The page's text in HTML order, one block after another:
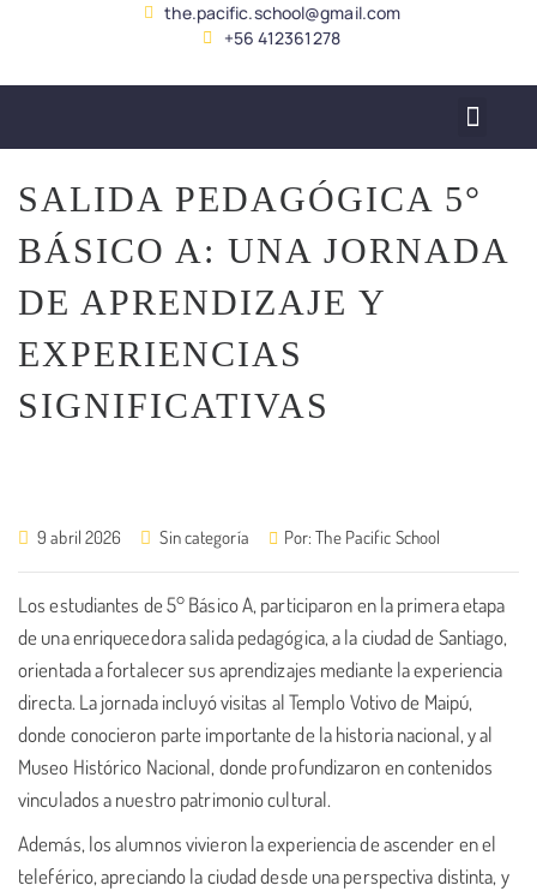
the.pacific.school@gmail.com
+56 412361278
SALIDA PEDAGÓGICA 5°
BÁSICO A: UNA JORNADA
DE APRENDIZAJE Y
EXPERIENCIAS
SIGNIFICATIVAS
9 abril 2026 Sin categoría Por:The Pacific School
Los estudiantes de 5° Básico A, participaron en la primera etapa
de una enriquecedora salida pedagógica, a la ciudad de Santiago,
orientada a fortalecer sus aprendizajes mediante la experiencia
directa. La jornada incluyó visitas al Templo Votivo de Maipú,
donde conocieron parte importante de la historia nacional, y al
Museo Histórico Nacional, donde profundizaron en contenidos
vinculados a nuestro patrimonio cultural.
Además, los alumnos vivieron la experiencia de ascender en el
teleférico, apreciando la ciudad desde una perspectiva distinta, y